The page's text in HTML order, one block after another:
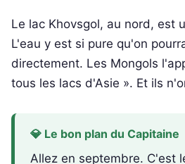
Le lac Khovsgol, au nord, est
L'eau y est si pure qu'on
directement. Les Mongols
tous les lacs d'Asie ». Et ils
💎 Le bon plan du Capitaine
Allez en septembre. C'est